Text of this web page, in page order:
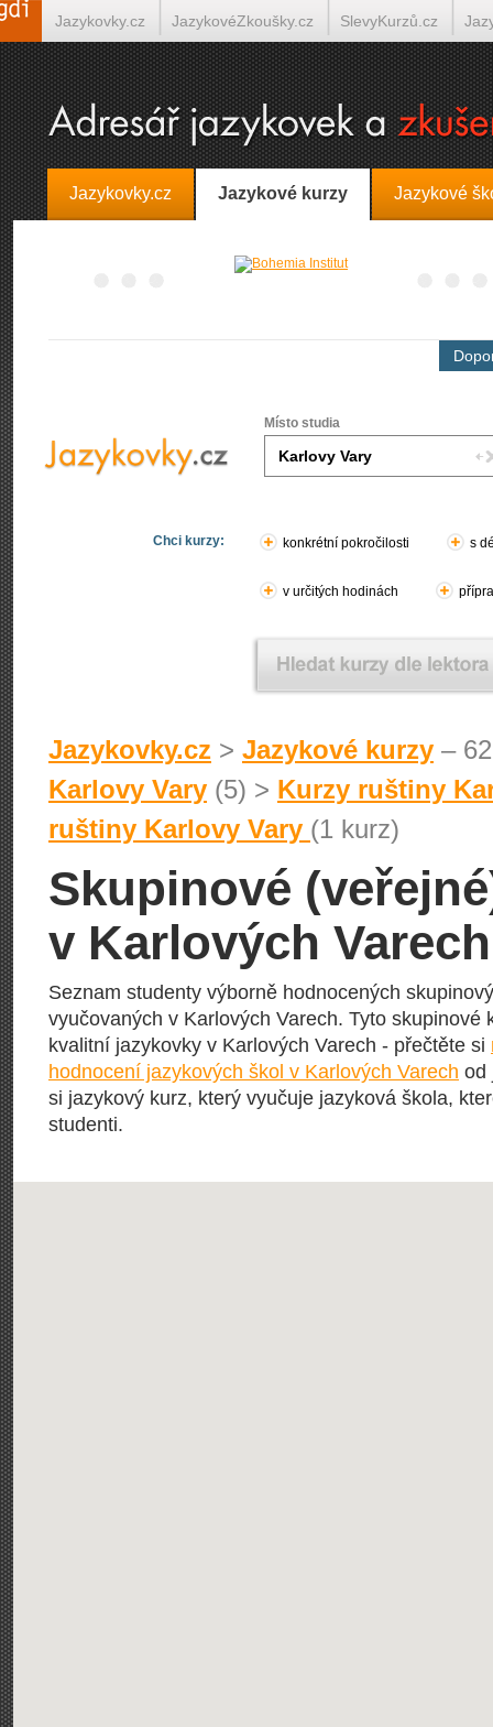
Jazykovky.cz Jazykové kurzy Jazykové
Místo studia
Chci kurzy: konkrétní pokročilosti s
v určitých hodinách
Jazykovky.cz > Jazykové kurzy –
Karlovy Vary (5) > Kurzy ruštiny
ruštiny Karlovy Vary (1 kurz)
Skupinové
v Karlových Varech
Seznam studenty výborně hodnocených
vyučovaných v Karlových Varech. Tyto skupinové
kvalitní jazykovky v Karlových Varech - přečtěte si
hodnocení jazykových škol v Karlových Varech od
si jazykový kurz, který vyučuje jazyková škola,
studenti.
Jazykovky.cz JazykovéZkoušky.cz SlevyKurzů.cz
Španělština on-line Italština on-line Tlumočení-